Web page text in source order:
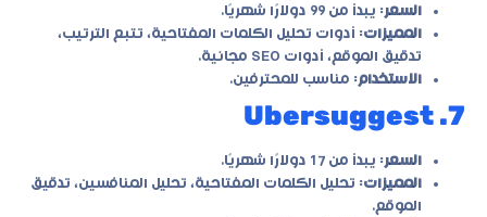
السعر: يبدأ من 99 دولارًا شهريًا.
المميزات: أدوات تحليل الكلمات المفتاحية، تتبع الترتيب،
تدقيق الموقع، أدوات SEO مجانية.
الاستخدام: مناسب للمحترفين.
7. Ubersuggest
السعر: يبدأ من 17 دولارًا شهريًا.
المميزات: تحليل الكلمات المفتاحية، تحليل المنافسين، تدقيق
الموقع.